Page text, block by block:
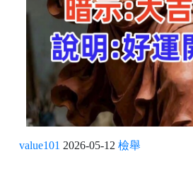
value101 2026-05-12 檢舉